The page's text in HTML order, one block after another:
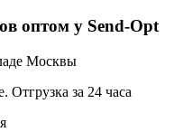
оптом у Send-Opt
Москвы
Отгрузка за 24 часа